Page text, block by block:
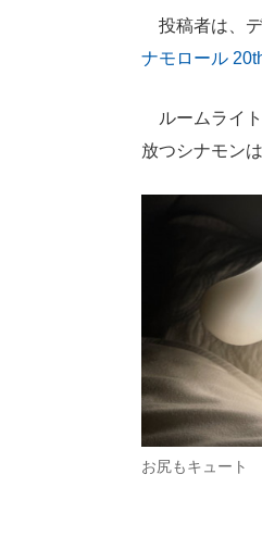
投稿者は、
ナモロール
ルームライト
放つシナモン
お尻もキュート